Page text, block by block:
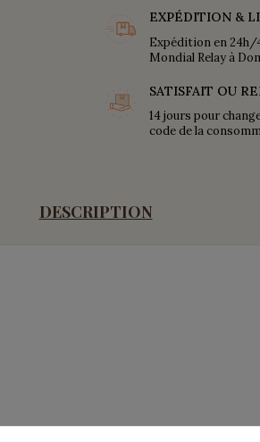
EXPÉDITION &
Expédition en 24h/
Mondial Relay à
SATISFAIT OU
14 jours pour
code de la
DESCRIPTION